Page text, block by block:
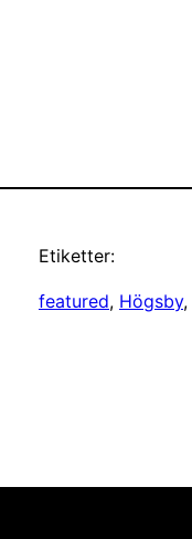
Etiketter:
featured, Högsby,